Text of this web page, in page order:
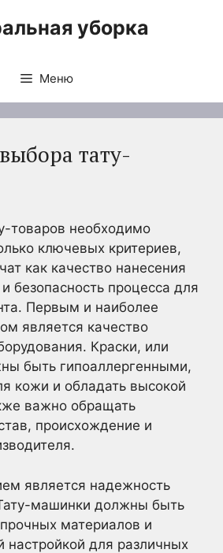
уборка
Меню
тату-
товаров необходимо
ключевых критериев,
как качество нанесения
безопасность процесса для
Первым и наиболее
является качество
Краски, или
быть гипоаллергенными,
кожи и обладать высокой
важно обращать
происхождение и
является надежность
машинки должны быть
материалов и
настройкой для различных